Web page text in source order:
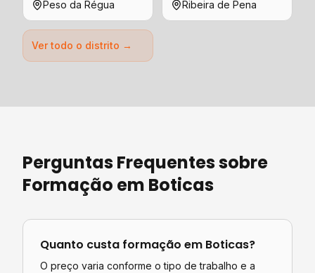
Peso da Régua Ribeira de Pena
Ver todo o distrito →
Perguntas Frequentes sobre
Formação em Boticas
Quanto custa formação em Boticas?
O preço varia conforme o tipo de trabalho e a